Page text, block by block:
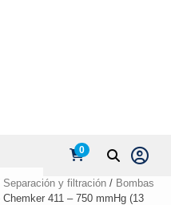
0
Separación y filtración / Bombas
411 – 750 mmHg (13